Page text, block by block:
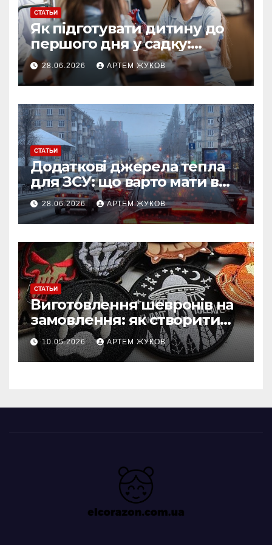
СТАТЬИ
Як підготувати дитину до
першого дня у садку:
простий план для батьків
28.06.2026 АРТЕМ ЖУКОВ
СТАТЬИ
Додаткові джерела тепла
для ЗСУ: що варто мати в
польових умовах взимку
28.06.2026 АРТЕМ ЖУКОВ
СТАТЬИ
Виготовлення шевронів на
замовлення: як створити
власний дизайн нашивки
10.05.2026 АРТЕМ ЖУКОВ